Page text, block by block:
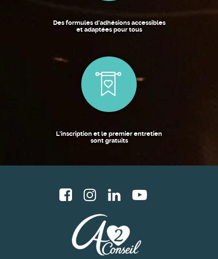
Des formules d'adhésions accessibles
et adaptées pour tous
L'inscription et le premier entretien
sont gratuits